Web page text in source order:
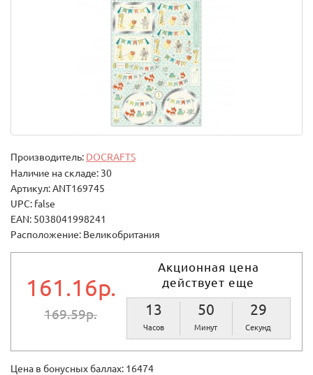
Производитель: DOCRAFTS
Наличие на складе: 30
Артикул: ANT169745
UPC: false
EAN: 5038041998241
Расположение: Великобритания
161.16р.
169.59р.
Акционная цена
действует еще
13
Часов
50
Минут
28
Секунд
Цена в бонусных баллах: 16474